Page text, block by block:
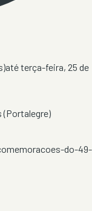
atéterça-feira, 25 de
(Portalegre)
do-49-